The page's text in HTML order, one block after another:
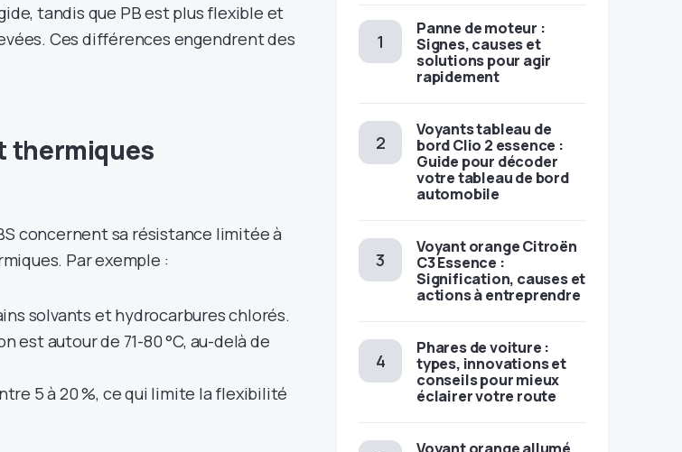
tandis que PB est plus flexible et
Ces différences engendrent des
thermiques
concernent sa résistance limitée à
Par exemple :
solvants et hydrocarbures chlorés.
est autour de 71-80 °C, au-delà de
5 à 20 %, ce qui limite la flexibilité
Panne de moteur :
Signes, causes et
solutions pour agir
rapidement
Voyants tableau de
bord Clio 2 essence :
Guide pour décoder
votre tableau de bord
automobile
Voyant orange Citroën
C3 Essence :
Signification, causes et
actions à entreprendre
Phares de voiture :
types, innovations et
conseils pour mieux
éclairer votre route